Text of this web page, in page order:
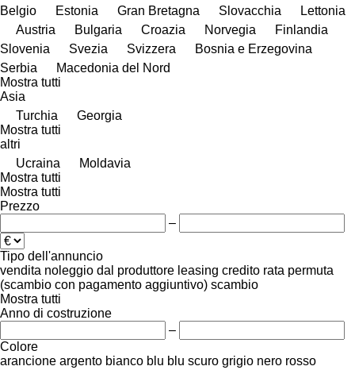
Belgio
Estonia Gran Bretagna Slovacchia
Lettonia
Austria
Bulgaria Croazia Norvegia
Finlandia
Slovenia
Svezia Svizzera
Bosnia e Erzegovina
Serbia
Macedonia del Nord
Mostra tutti
Asia
Turchia
Georgia
Mostra tutti
altri
Ucraina
Moldavia
Mostra tutti
Mostra tutti
Prezzo
–
Tipo dell'annuncio
vendita noleggio dal produttore leasing credito rata permuta
(scambio con pagamento aggiuntivo) scambio
Mostra tutti
Anno di costruzione
–
Colore
arancione argento bianco blu blu scuro grigio nero rosso